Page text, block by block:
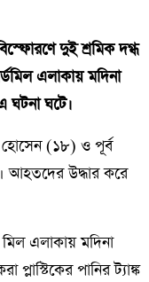
দুই শ্রমিক দগ্ধ
এলাকায় মদিনা
ঘটনা ঘটে।
হোসেন (১৮) ও পূর্ব
আহতদের উদ্ধার করে
এলাকায় মদিনা
প্লাস্টিকের পানির ট্যাঙ্ক